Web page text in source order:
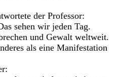
der Professor:
sehen wir jeden Tag.
und Gewalt weltweit.
als eine Manifestation